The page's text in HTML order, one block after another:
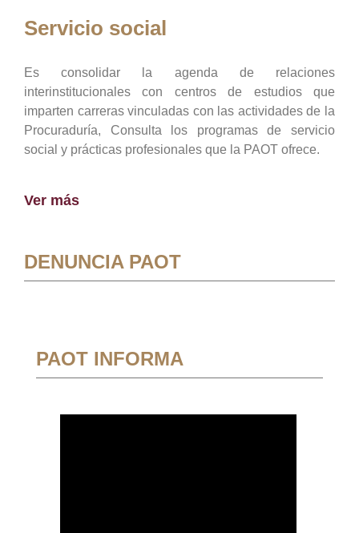
Servicio social
Es consolidar la agenda de relaciones
interinstitucionales con centros de estudios que
imparten carreras vinculadas con las actividades de la
Procuraduría, Consulta los programas de servicio
social y prácticas profesionales que la PAOT ofrece.
Ver más
DENUNCIA PAOT
PAOT INFORMA